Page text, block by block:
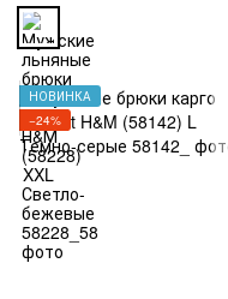
НОВИНКА
−24%